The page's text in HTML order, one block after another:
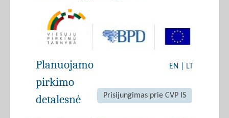
EN LT
Prisijungimas prie CVP IS
Planuojamo
pirkimo
detalesnė